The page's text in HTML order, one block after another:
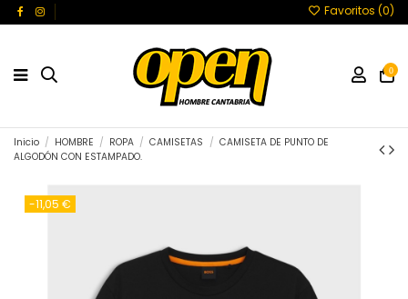
Favoritos (0)
0
Inicio HOMBRE ROPA CAMISETAS
CAMISETA DE PUNTO DE
ALGODÓN CON ESTAMPADO.
-11,05 €